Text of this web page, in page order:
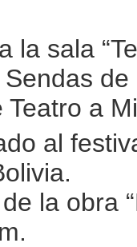
la sala
Sendas
Teatro a
al
la obra